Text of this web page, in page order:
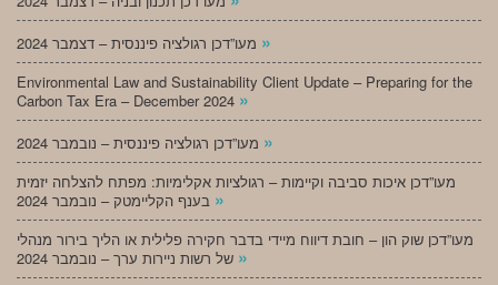
»
Environmental Law and Sustainability Client Update – Preparing for the
Carbon Tax Era – December 2024 »
»
מעו”דכן איכות סביבה וקיימות – רגולציות אקלימיות: מפתח להצלחה יזמית
»
מעו”דכן שוק הון – חובת דיווח מיידי בדבר חקירה פלילית או הליך בירור מנהלי
»